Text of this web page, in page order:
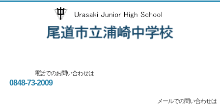
電話でのお問い合わせは
0848-73-2009
メールでの問い合わせは